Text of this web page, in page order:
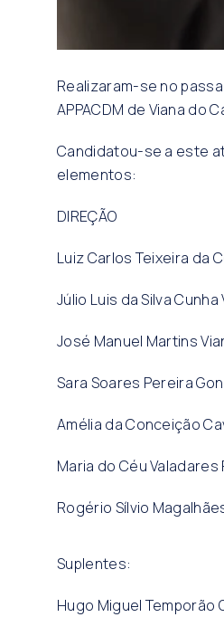
Realizaram-se no
APPACDM de Viana do
Candidatou-se a este
elementos:
DIREÇÃO
Luiz Carlos Teixeira da
Júlio Luis da Silva Cunha
José Manuel Martins
Sara Soares Pereira
Amélia da Conceição
Maria do Céu Valadares
Rogério Sílvio
Suplentes:
Hugo Miguel Temporão